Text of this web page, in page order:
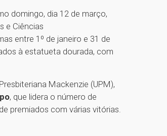
domingo, dia 12 de março,
e Ciências
entre 1º de janeiro e 31 de
à estatueta dourada, com
Mackenzie (UPM),
, que lidera o número de
premiados com várias vitórias.